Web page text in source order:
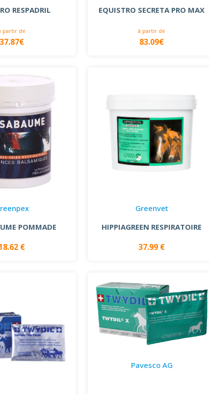
RESPADRIL
partir de
37.87€
EQUISTRO SECRETA PRO MAX
à partir de
83.09€
POMMADE
€
Greenvet
HIPPIAGREEN RESPIRATOIRE
37.99 €
Pavesco AG